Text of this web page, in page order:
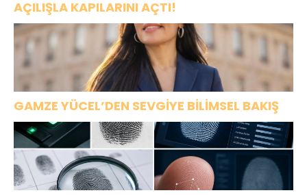
AÇILIŞLA KAPILARINI AÇTI!
GAMZE YÜCEL’DEN SEVGİYE BİLİMSEL BAKIŞ